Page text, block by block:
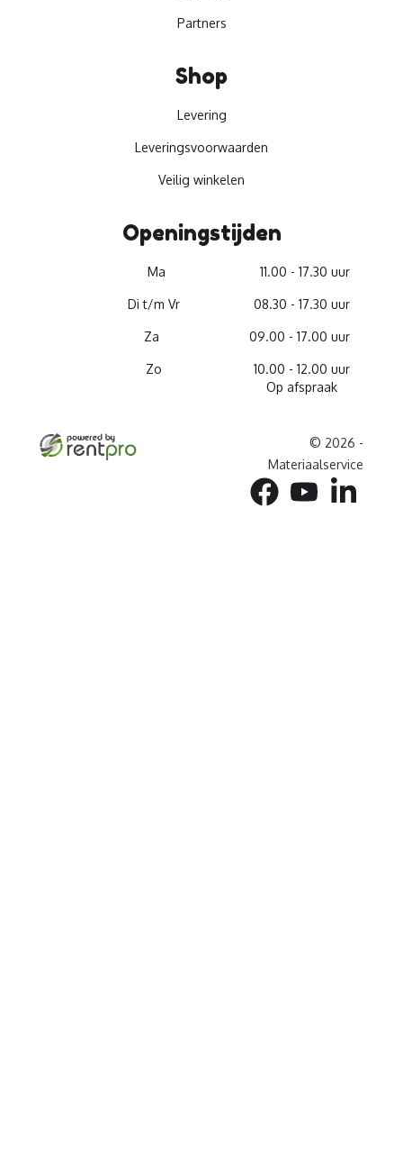
Partners
Shop
Levering
Leveringsvoorwaarden
Veilig winkelen
Openingstijden
Ma 11.00 - 17.30 uur
Di t/m Vr 08.30 - 17.30 uur
Za 09.00 - 17.00 uur
Zo
10.00 - 12.00 uur
Op afspraak
© 2026 -
Materiaalservice
facebookyoutube linkedin